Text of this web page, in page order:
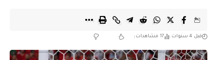
قبل 4 سنوات 17 مشاهدات